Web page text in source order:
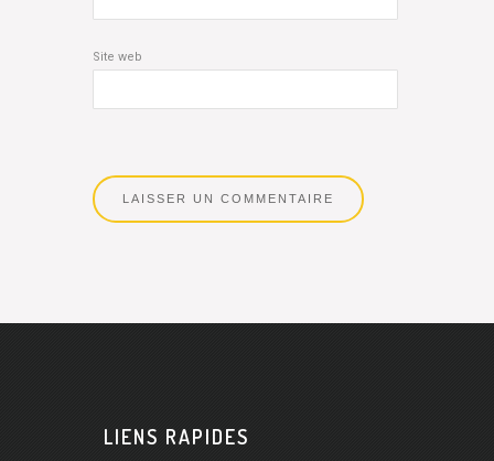
Site web
LIENS RAPIDES